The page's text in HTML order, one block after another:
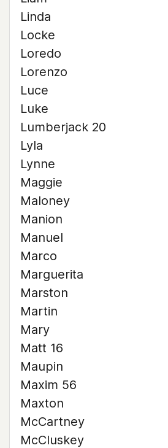
Linda
Locke
Loredo
Lorenzo
Luce
Luke
Lumberjack 20
Lyla
Lynne
Maggie
Maloney
Manion
Manuel
Marco
Marguerita
Marston
Martin
Mary
Matt 16
Maupin
Maxim 56
Maxton
McCartney
McCluskey